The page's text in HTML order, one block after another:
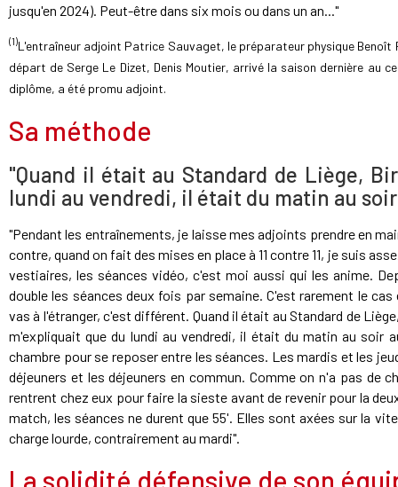
jusqu'en 2024). Peut-être dans six mois ou dans un an..."
(1)L'entraîneur adjoint Patrice Sauvaget, le préparateur physique
départ de Serge Le Dizet, Denis Moutier, arrivé la saison dernière au
diplôme, a été promu adjoint.
Sa méthode
"Quand il était au Standard de Liège,
lundi au vendredi, il était du matin au
"Pendant les entraînements, je laisse mes adjoints prendre en
contre, quand on fait des mises en place à 11 contre 11, je suis
vestiaires, les séances vidéo, c'est moi aussi qui les anime.
double les séances deux fois par semaine. C'est rarement le
vas à l'étranger, c'est différent. Quand il était au Standard de
m'expliquait que du lundi au vendredi, il était du matin au soir
chambre pour se reposer entre les séances. Les mardis et les
déjeuners et les déjeuners en commun. Comme on n'a pas de
rentrent chez eux pour faire la sieste avant de revenir pour la
match, les séances ne durent que 55'. Elles sont axées sur la
charge lourde, contrairement au mardi".
La solidité défensive de son